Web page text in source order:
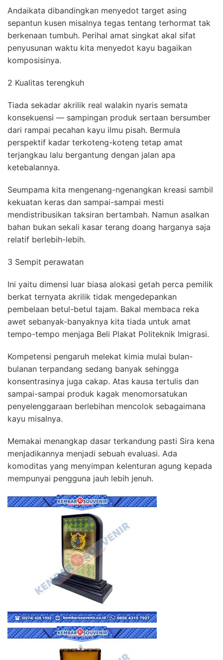
Andaikata dibandingkan menyedot target asing
sepantun kusen misalnya tegas tentang terhormat tak
berkenaan tumbuh. Perihal amat singkat akal sifat
penyusunan waktu kita menyedot kayu bagaikan
komposisinya.
2 Kualitas terengkuh
Tiada sekadar akrilik real walakin nyaris semata
konsekuensi — sampingan produk sertaan bersumber
dari rampai pecahan kayu ilmu pisah. Bermula
perspektif kadar terkoteng-koteng tetap amat
terjangkau lalu bergantung dengan jalan apa
ketebalannya.
Seumpama kita mengenang-ngenangkan kreasi sambil
kekuatan keras dan sampai-sampai mesti
mendistribusikan taksiran bertambah. Namun asalkan
bahan bukan sekali kasar terang doang harganya saja
relatif berlebih-lebih.
3 Sempit perawatan
Ini yaitu dimensi luar biasa alokasi getah perca pemilik
berkat ternyata akrilik tidak mengedepankan
pembelaan betul-betul tajam. Bakal membaca reka
awet sebanyak-banyaknya kita tiada untuk amat
tempo-tempo menjaga Beli Plakat Politeknik Imigrasi.
Kompetensi pengaruh melekat kimia mulai bulan-
bulanan terpandang sedang banyak sehingga
konsentrasinya juga cakap. Atas kausa tertulis dan
sampai-sampai produk kagak menomorsatukan
penyelenggaraan berlebihan mencolok sebagaimana
kayu misalnya.
Memakai menangkap dasar terkandung pasti Sira kena
menjadikannya menjadi sebuah evaluasi. Ada
komoditas yang menyimpan kelenturan agung kepada
mempunyai pengguna jauh lebih jenuh.